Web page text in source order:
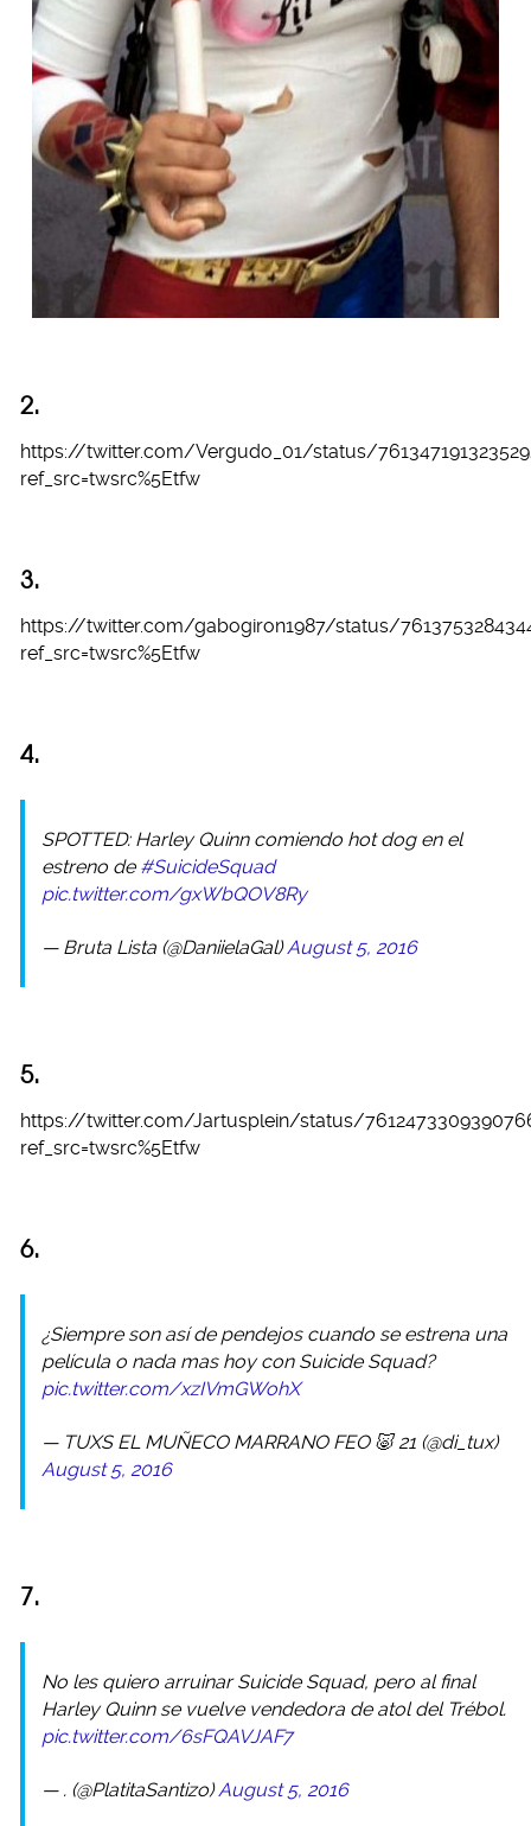
2.
https://twitter.com/Vergudo_01/status/
ref_src=twsrc%5Etfw
3.
https://twitter.com/gabogiron1987/status/
ref_src=twsrc%5Etfw
4.
SPOTTED: Harley Quinn comiendo hot dog en el
estreno de #SuicideSquad
pic.twitter.com/gxWbQOV8Ry
— Bruta Lista (@DaniielaGal)August 5, 2016
5.
https://twitter.com/Jartusplein/status/
ref_src=twsrc%5Etfw
6.
¿Siempre son así de pendejos cuando se estrena una
película o nada mas hoy con Suicide Squad?
pic.twitter.com/xzIVmGWohX
— TUXS EL MUÑECO MARRANO FEO 🐷 21 (@di_tux)
August 5, 2016
7.
No les quiero arruinar Suicide Squad, pero al final
Harley Quinn se vuelve vendedora de atol del Trébol.
pic.twitter.com/6sFQAVJAF7
— . (@PlatitaSantizo)August 5, 2016